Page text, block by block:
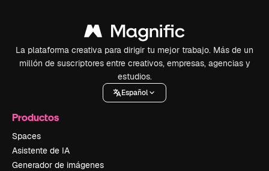
La plataforma creativa para dirigir tu mejor trabajo. Más de un
millón de suscriptores entre creativos, empresas, agencias y
estudios.
Español
Productos
Spaces
Asistente de IA
Generador de imágenes